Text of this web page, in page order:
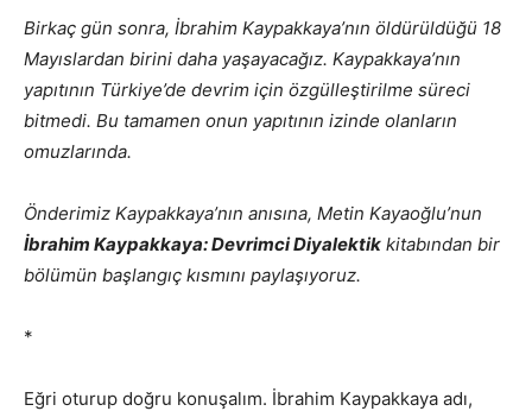
Birkaç gün sonra, İbrahim Kaypakkaya’nın öldürüldüğü 18
Mayıslardan birini daha yaşayacağız. Kaypakkaya’nın
yapıtının Türkiye’de devrim için özgülleştirilme süreci
bitmedi. Bu tamamen onun yapıtının izinde olanların
omuzlarında.
Önderimiz Kaypakkaya’nın anısına, Metin Kayaoğlu’nun
İbrahim Kaypakkaya: Devrimci Diyalektik kitabından bir
bölümün başlangıç kısmını paylaşıyoruz.
*
Eğri oturup doğru konuşalım. İbrahim Kaypakkaya adı,